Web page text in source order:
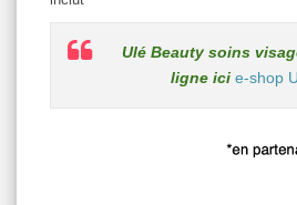
Ulé Beauty soins
ligne ici e-shop